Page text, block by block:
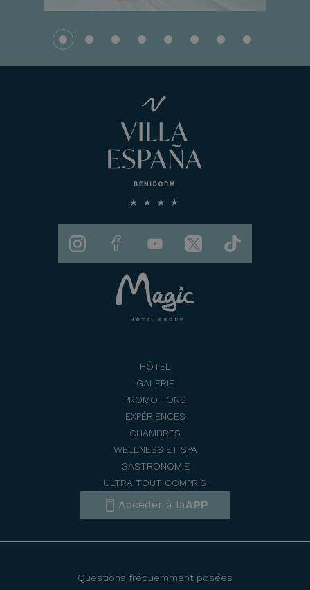
HÔTEL
GALERIE
PROMOTIONS
EXPÉRIENCES
CHAMBRES
WELLNESS ET SPA
GASTRONOMIE
ULTRA TOUT COMPRIS
Accéder à laAPP
Questions fréquemment posées